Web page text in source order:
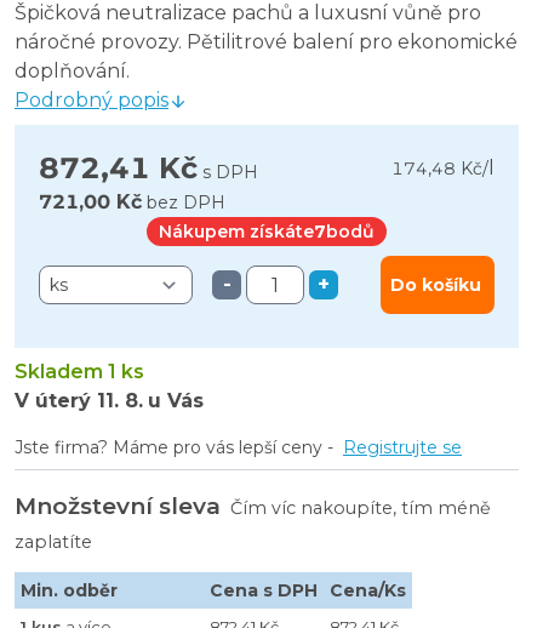
Špičková neutralizace pachů a luxusní vůně pro
náročné provozy. Pětilitrové balení pro ekonomické
doplňování.
Podrobný popis
872,41 Kč s DPH 174,48 Kč/
721,00 Kč bez DPH
Nákupem získáte7bodů
- + Do košíku
Skladem 1 ks
V úterý 11. 8. u Vás
Jste firma? Máme pro vás lepší ceny - Registrujte se
Množstevní sleva Čím víc nakoupíte, tím méně
zaplatíte
Min. odběr Cena s DPH Cena/Ks